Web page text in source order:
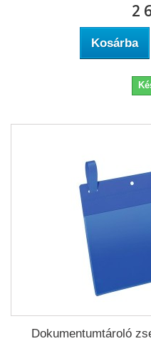
2
Kosárba
Dokumentumtároló